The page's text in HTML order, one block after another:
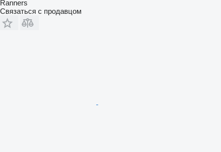
Ranners
Связаться с продавцом